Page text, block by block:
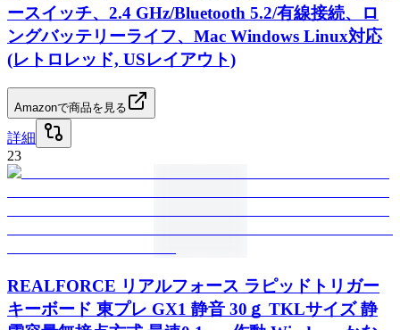
ースイッチ、2.4 GHz/Bluetooth 5.2/有線接続、ロ
ングバッテリーライフ、Mac Windows Linux対応
(レトロレッド, USレイアウト)
Amazonで商品を見る
詳細
23
REALFORCE リアルフォース ラピッドトリガー
キーボード 東プレ GX1 静音 30ｇ TKLサイズ 静